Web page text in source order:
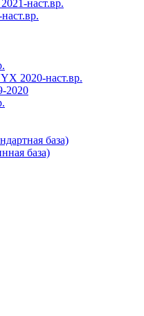
наст.вр.
2020-наст.вр.
2020
база)
база)